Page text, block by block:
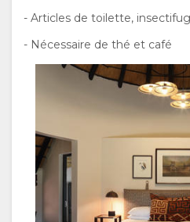
- Articles de toilette,
- Nécessaire de thé et café